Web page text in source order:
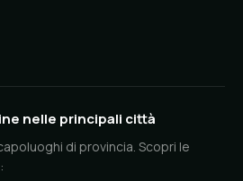
nelle principali città
di provincia. Scopri le